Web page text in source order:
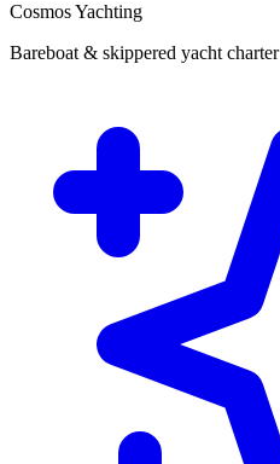
Cosmos Yachting
Bareboat & skippered yacht charter